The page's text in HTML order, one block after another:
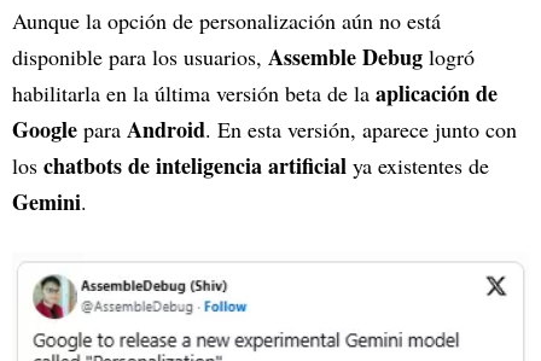
Aunque la opción de personalización aún no está
disponible para los usuarios, Assemble Debug logró
habilitarla en la última versión beta de la aplicación de
Google para Android. En esta versión, aparece junto con
los chatbots de inteligencia artificial ya existentes de
Gemini.